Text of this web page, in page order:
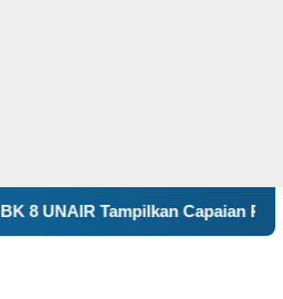
Capaian Program Kerja dalam